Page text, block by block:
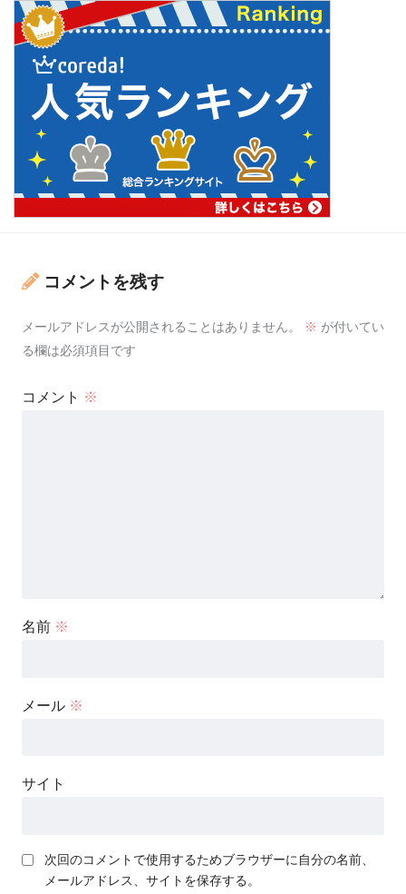
コメントを残す
メールアドレスが公開されることはありません。 ※ が付いてい
る欄は必須項目です
コメント ※
名前 ※
メール ※
サイト
次回のコメントで使用するためブラウザーに自分の名前、
メールアドレス、サイトを保存する。